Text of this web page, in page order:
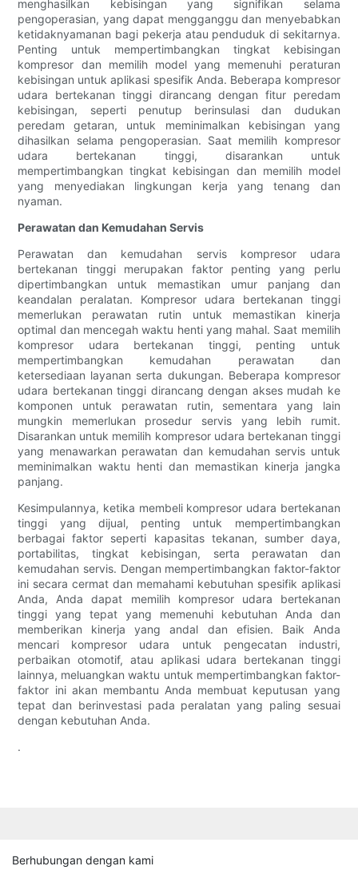
menghasilkan kebisingan yang signifikan selama
pengoperasian, yang dapat mengganggu dan menyebabkan
ketidaknyamanan bagi pekerja atau penduduk di sekitarnya.
Penting untuk mempertimbangkan tingkat kebisingan
kompresor dan memilih model yang memenuhi peraturan
kebisingan untuk aplikasi spesifik Anda. Beberapa kompresor
udara bertekanan tinggi dirancang dengan fitur peredam
kebisingan, seperti penutup berinsulasi dan dudukan
peredam getaran, untuk meminimalkan kebisingan yang
dihasilkan selama pengoperasian. Saat memilih kompresor
udara bertekanan tinggi, disarankan untuk
mempertimbangkan tingkat kebisingan dan memilih model
yang menyediakan lingkungan kerja yang tenang dan
nyaman.
Perawatan dan Kemudahan Servis
Perawatan dan kemudahan servis kompresor udara
bertekanan tinggi merupakan faktor penting yang perlu
dipertimbangkan untuk memastikan umur panjang dan
keandalan peralatan. Kompresor udara bertekanan tinggi
memerlukan perawatan rutin untuk memastikan kinerja
optimal dan mencegah waktu henti yang mahal. Saat memilih
kompresor udara bertekanan tinggi, penting untuk
mempertimbangkan kemudahan perawatan dan
ketersediaan layanan serta dukungan. Beberapa kompresor
udara bertekanan tinggi dirancang dengan akses mudah ke
komponen untuk perawatan rutin, sementara yang lain
mungkin memerlukan prosedur servis yang lebih rumit.
Disarankan untuk memilih kompresor udara bertekanan tinggi
yang menawarkan perawatan dan kemudahan servis untuk
meminimalkan waktu henti dan memastikan kinerja jangka
panjang.
Kesimpulannya, ketika membeli kompresor udara bertekanan
tinggi yang dijual, penting untuk mempertimbangkan
berbagai faktor seperti kapasitas tekanan, sumber daya,
portabilitas, tingkat kebisingan, serta perawatan dan
kemudahan servis. Dengan mempertimbangkan faktor-faktor
ini secara cermat dan memahami kebutuhan spesifik aplikasi
Anda, Anda dapat memilih kompresor udara bertekanan
tinggi yang tepat yang memenuhi kebutuhan Anda dan
memberikan kinerja yang andal dan efisien. Baik Anda
mencari kompresor udara untuk pengecatan industri,
perbaikan otomotif, atau aplikasi udara bertekanan tinggi
lainnya, meluangkan waktu untuk mempertimbangkan faktor-
faktor ini akan membantu Anda membuat keputusan yang
tepat dan berinvestasi pada peralatan yang paling sesuai
dengan kebutuhan Anda.
.
Berhubungan dengan kami